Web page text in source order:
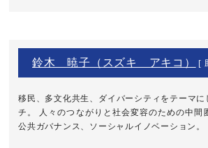
鈴木 暁子（スズキ アキコ） [
移民、多文化共生、ダイバーシティをテーマに
チ。 人々のつながりと社会変容のための中間
公共ガバナンス、ソーシャルイノベーション。